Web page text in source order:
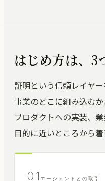
はじめ方は、3
証明という信頼レイヤー
事業のどこに組み込む
プロダクトへの実装、
目的に近いところから着
01 エージェントとの取引